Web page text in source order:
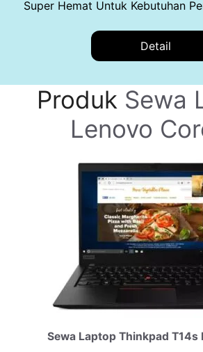
Super Hemat Untuk Kebutuhan
Detail
Produk Sewa
Lenovo
Sewa Laptop Thinkpad T14s